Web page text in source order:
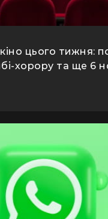
цього тижня:
хорору та ще 6